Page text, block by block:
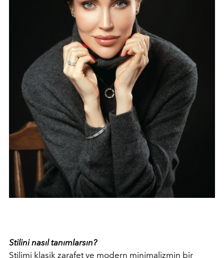
Stilini nasıl tanımlarsın?
Stilimi klasik zarafet ve modern minimalizmin bir